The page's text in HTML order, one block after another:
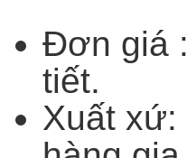
Đơn giá
tiết.
Xuất xứ: